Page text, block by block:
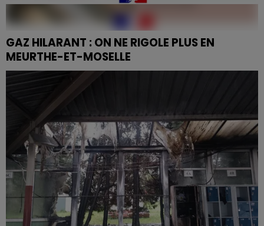
GAZ HILARANT : ON NE RIGOLE PLUS EN
MEURTHE-ET-MOSELLE
Face à la recrudescence de l'usage récréatif du
protoxyde d'azote, le préfet Yves Séguy a signé un
arrêté d'interdiction valable jusqu'au 13 septembre